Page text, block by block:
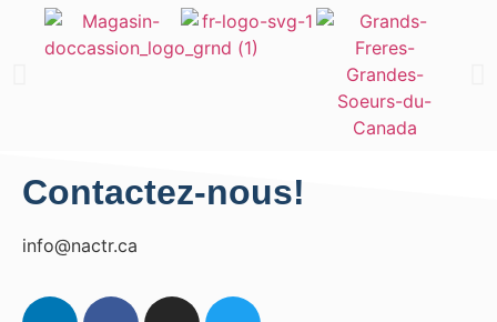
Contactez-nous!
info@nactr.ca